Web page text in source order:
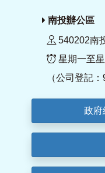
南投辦公區
540202南
星期一至
（公司登記
政府